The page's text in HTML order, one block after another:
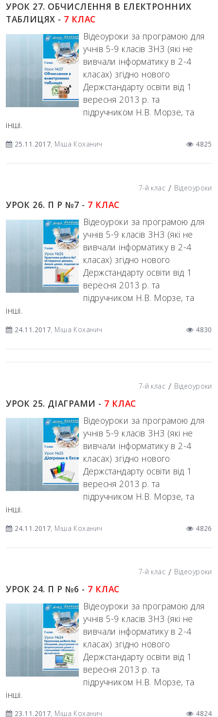
УРОК 27. ОБЧИСЛЕННЯ В ЕЛЕКТРОННИХ
ТАБЛИЦЯХ - 7 КЛАС
Відеоуроки за програмою для
учнів 5-9 класів ЗНЗ (які не
вивчали інформатику в 2-4
класах) згідно нового
Держстандарту освіти від 1
вересня 2013 р. та
підручником Н.В. Морзе, та
інші.
25.11.2017, Міша Коханич 4825
7-й клас / Відеоуроки
УРОК 26. П Р №7 - 7 КЛАС
Відеоуроки за програмою для
учнів 5-9 класів ЗНЗ (які не
вивчали інформатику в 2-4
класах) згідно нового
Держстандарту освіти від 1
вересня 2013 р. та
підручником Н.В. Морзе, та
інші.
24.11.2017, Міша Коханич 4830
7-й клас / Відеоуроки
УРОК 25. ДІАГРАМИ - 7 КЛАС
Відеоуроки за програмою для
учнів 5-9 класів ЗНЗ (які не
вивчали інформатику в 2-4
класах) згідно нового
Держстандарту освіти від 1
вересня 2013 р. та
підручником Н.В. Морзе, та
інші.
24.11.2017, Міша Коханич 4826
7-й клас / Відеоуроки
УРОК 24. П Р №6 - 7 КЛАС
Відеоуроки за програмою для
учнів 5-9 класів ЗНЗ (які не
вивчали інформатику в 2-4
класах) згідно нового
Держстандарту освіти від 1
вересня 2013 р. та
підручником Н.В. Морзе, та
інші.
23.11.2017, Міша Коханич 4824